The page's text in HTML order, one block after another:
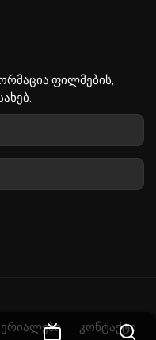
ფილმების,
კონტაქტი